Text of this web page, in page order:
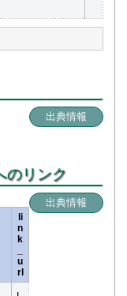
出典情報
のリンク
出典情報
li
n
k
u
rl